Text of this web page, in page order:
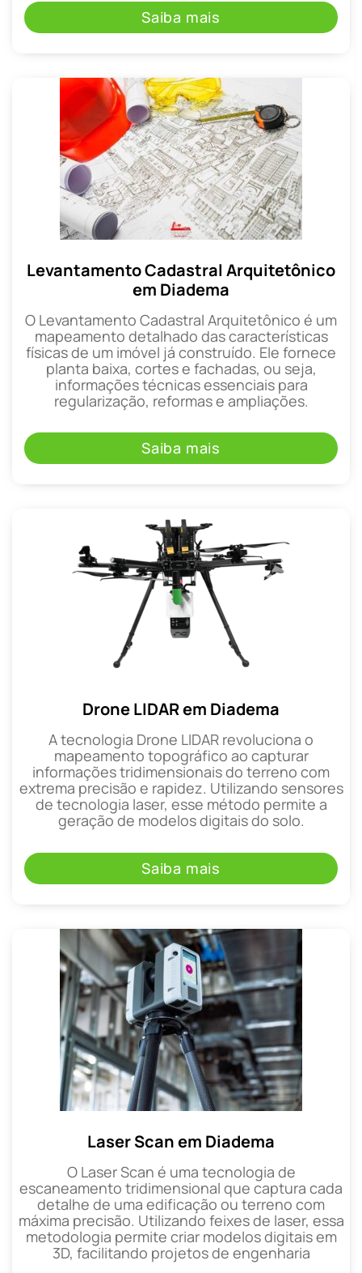
Saiba mais
Levantamento Cadastral Arquitetônico
em Diadema
O Levantamento Cadastral Arquitetônico é um
mapeamento detalhado das características
físicas de um imóvel já construído. Ele fornece
planta baixa, cortes e fachadas, ou seja,
informações técnicas essenciais para
regularização, reformas e ampliações.
Saiba mais
Drone LIDAR em Diadema
A tecnologia Drone LIDAR revoluciona o
mapeamento topográfico ao capturar
informações tridimensionais do terreno com
extrema precisão e rapidez. Utilizando sensores
de tecnologia laser, esse método permite a
geração de modelos digitais do solo.
Saiba mais
Laser Scan em Diadema
O Laser Scan é uma tecnologia de
escaneamento tridimensional que captura cada
detalhe de uma edificação ou terreno com
máxima precisão. Utilizando feixes de laser, essa
metodologia permite criar modelos digitais em
3D, facilitando projetos de engenharia